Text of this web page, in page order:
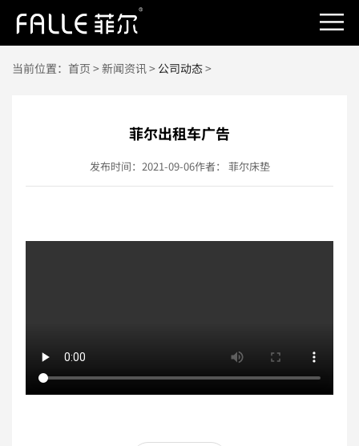
当前位置： 首页 >新闻资讯> 公司动态>
菲尔出租车广告
发布时间：2021-09-06作者： 菲尔床垫